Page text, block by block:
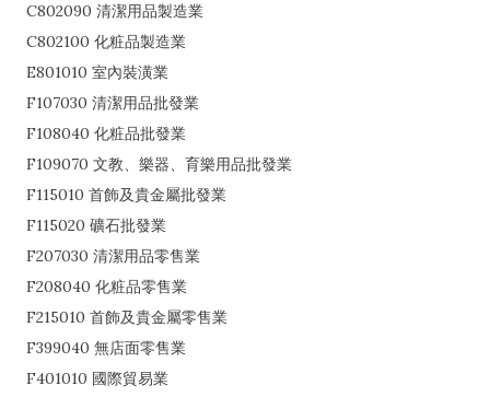
C802090 清潔用品製造業
C802100 化粧品製造業
E801010 室內裝潢業
F107030 清潔用品批發業
F108040 化粧品批發業
F109070 文教、樂器、育樂用品批發業
F115010 首飾及貴金屬批發業
F115020 礦石批發業
F207030 清潔用品零售業
F208040 化粧品零售業
F215010 首飾及貴金屬零售業
F399040 無店面零售業
F401010 國際貿易業